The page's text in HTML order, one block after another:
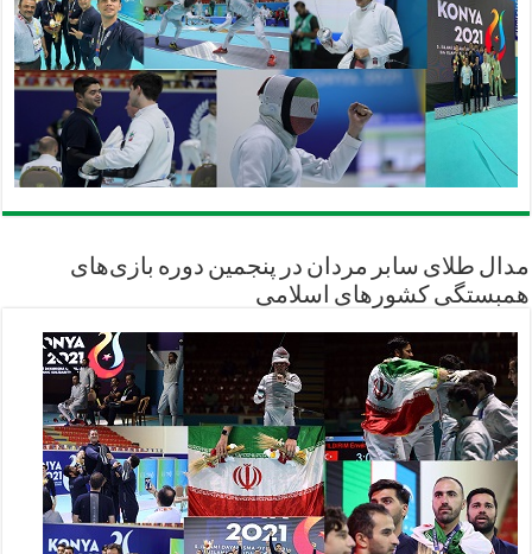
مدال طلای سابر مردان در پنجمین دوره بازی‌های
همبستگی کشورهای اسلامی